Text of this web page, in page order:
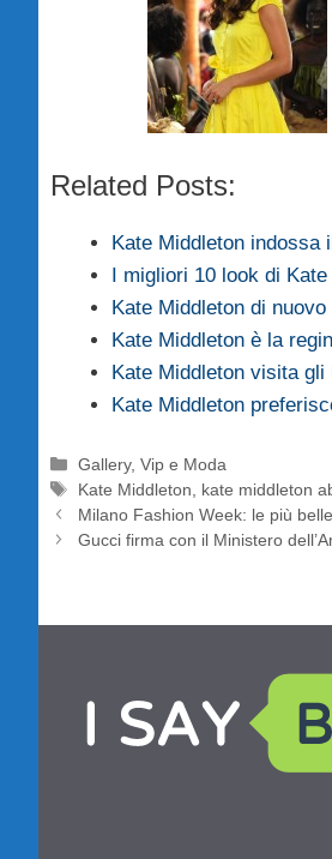
Related Posts:
Kate Middleton
I migliori 10 look di
Kate Middleton di
Kate Middleton è la
Kate Middleton visita
Kate Middleton
Categorie
Gallery,Vip e Moda
Tag
Kate Middleton kate middleton
Milano Fashion Week: le più
Gucci firma con il Ministero